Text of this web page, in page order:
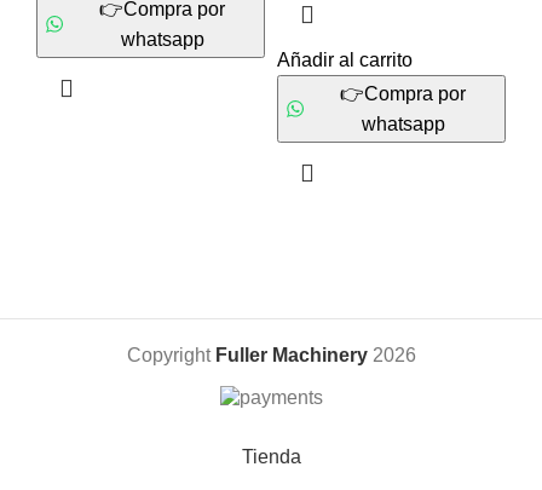
👉Compra por
whatsapp
Añadir al carrito
👉Compra por
whatsapp
Copyright Fuller Machinery 2026
Tienda